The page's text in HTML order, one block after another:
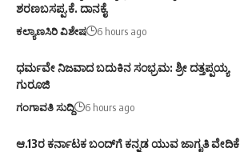
ಶರಣಬಸಪ್ಪ.ಕೆ. ದಾನಕೈ
ಕಲ್ಯಾಣಸಿರಿ ವಿಶೇಷ 6 hours ago
ಧರ್ಮವೇ ನಿಜವಾದ ಬದುಕಿನ ಸಂಭ್ರಮ: ಶ್ರೀ ದತ್ತಪ್ಪಯ್ಯ
ಗುರೂಜಿ
ಗಂಗಾವತಿ ಸುದ್ದಿ 6 hours ago
ಆ.13ರ ಕರ್ನಾಟಕ ಬಂದ್‌ಗೆ ಕನ್ನಡ ಯುವ ಜಾಗೃತಿ ವೇದಿಕೆ